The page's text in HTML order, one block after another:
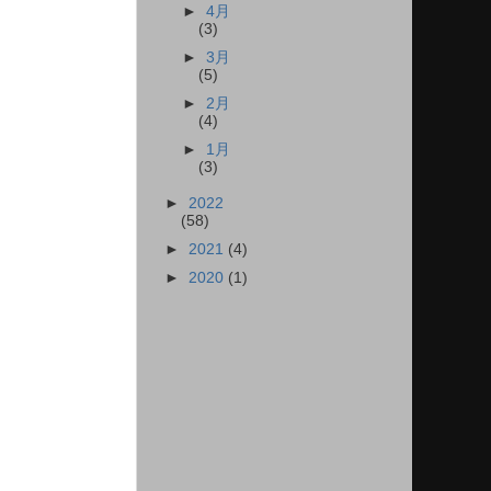
►4月
(3)
►3月
(5)
►2月
(4)
► 1月
(3)
► 2022
(58)
► 2021 (4)
► 2020 (1)